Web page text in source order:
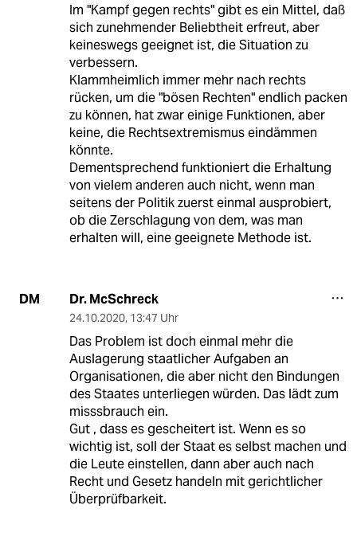
Im "Kampf gegen rechts" gibt es ein Mittel, daß
sich zunehmender Beliebtheit erfreut, aber
keineswegs geeignet ist, die Situation zu
verbessern.
Klammheimlich immer mehr nach rechts
rücken, um die "bösen Rechten" endlich packen
zu können, hat zwar einige Funktionen, aber
keine, die Rechtsextremismus eindämmen
könnte.
Dementsprechend funktioniert die Erhaltung
von vielem anderen auch nicht, wenn man
seitens der Politik zuerst einmal ausprobiert,
ob die Zerschlagung von dem, was man
erhalten will, eine geeignete Methode ist.
DM Dr. McSchreck
24.10.2020, 13:47 Uhr
Das Problem ist doch einmal mehr die
Auslagerung staatlicher Aufgaben an
Organisationen, die aber nicht den Bindungen
des Staates unterliegen würden. Das lädt zum
misssbrauch ein.
Gut , dass es gescheitert ist. Wenn es so
wichtig ist, soll der Staat es selbst machen und
die Leute einstellen, dann aber auch nach
Recht und Gesetz handeln mit gerichtlicher
Überprüfbarkeit.